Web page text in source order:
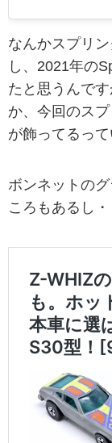
なんかスプリ
し、2021年の
たと思うんで
か、今回のス
が飾ってるって
ボンネットの
ころもあるし・